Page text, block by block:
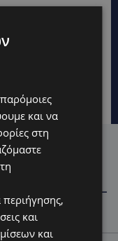
μόνο ένας αριθμός –
η πραγματική μας
και να
στη
περιήγησης,
και
και